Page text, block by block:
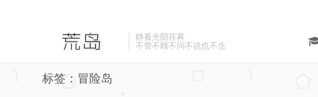
静看光阴荏苒
不管不顾不问不说也不念
标签：冒险岛